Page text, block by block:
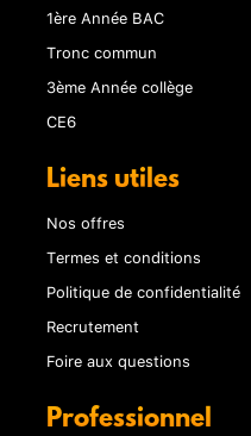
1ère Année BAC
Tronc commun
3ème Année collège
CE6
Liens utiles
Nos offres
Termes et conditions
Politique de confidentialité
Recrutement
Foire aux questions
Professionnel